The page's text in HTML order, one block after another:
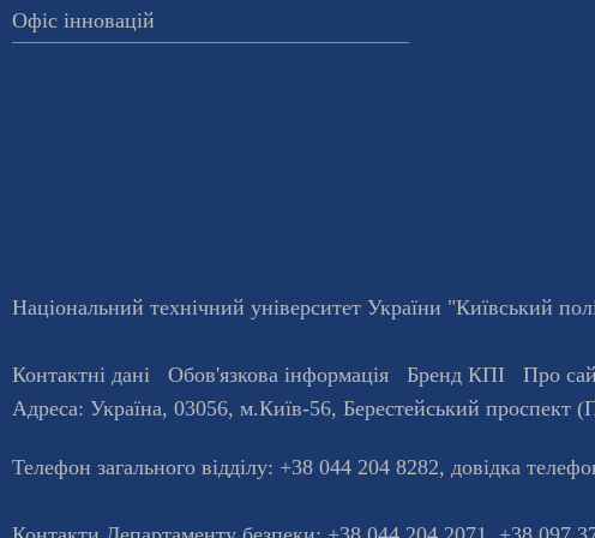
Офіс інновацій
Національний технічний університет України "Київський
Контактні дані Обов'язкова інформація Бренд КПІ Про
Адреса: Україна, 03056, м.Київ-56, Берестейський проспект
Телефон загального відділу: +38 044 204 8282, довiдка